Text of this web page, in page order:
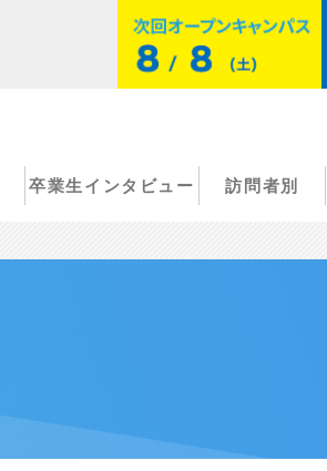
卒業生インタビュー 訪問者別